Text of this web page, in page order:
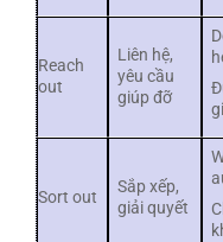
Reach
out
Liên hệ,
yêu cầu
giúp đỡ
Sort out
Sắp xếp,
giải quyết